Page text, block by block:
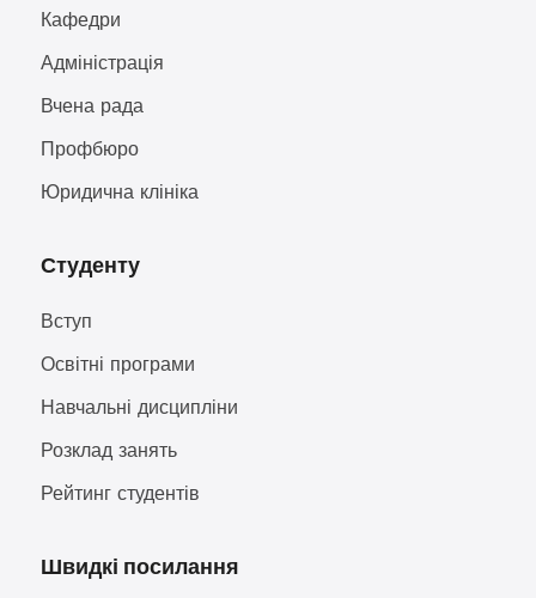
Кафедри
Адміністрація
Вчена рада
Профбюро
Юридична клініка
Студенту
Вступ
Освітні програми
Навчальні дисципліни
Розклад занять
Рейтинг студентів
Швидкі посилання